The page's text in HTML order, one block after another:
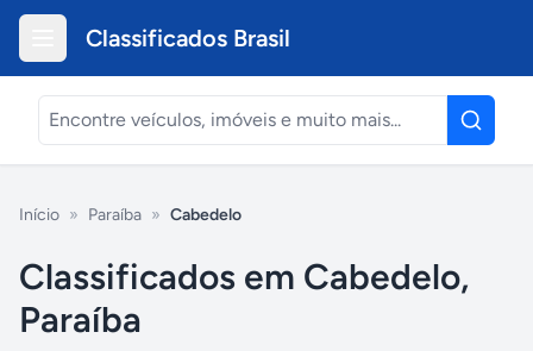
Classificados Brasil
Início » Paraíba » Cabedelo
Classificados em Cabedelo,
Paraíba